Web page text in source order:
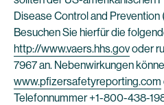
Disease Control and
Besuchen Sie hierfür die
http://www.vaers.hhs.govoder
7967 an. Nebenwirkungen
www.pfizersafetyreporting.com
Telefonnummer +1-800-438-